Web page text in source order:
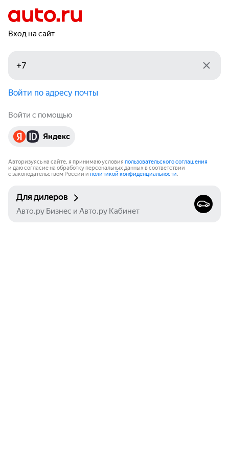
Вход на сайт
Войти по адресу почты
Войти с помощью
Яндекс
Авторизуясь на сайте, я принимаю условия пользовательского соглашения
и даю согласие на обработку персональных данных в соответствии
с законодательством России и политикой конфиденциальности.
Для дилеров
Авто.ру Бизнес и Авто.ру Кабинет